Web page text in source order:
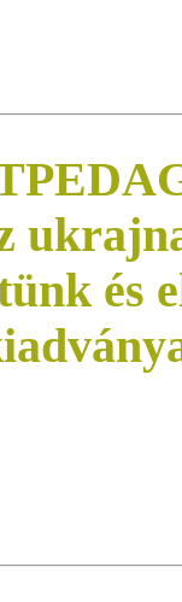
és